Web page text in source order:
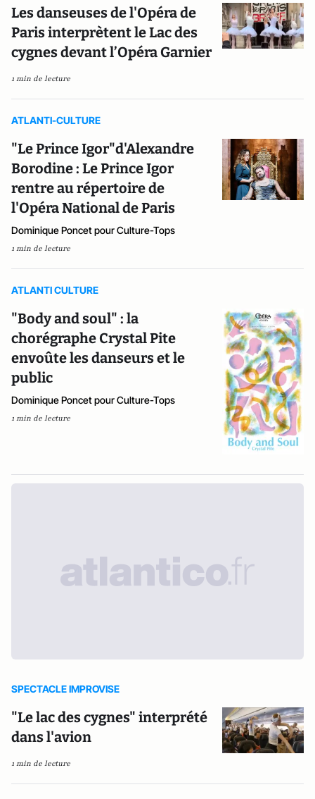
Les danseuses de l'Opéra de
Paris interprètent le Lac des
cygnes devant l’Opéra Garnier
1 min de lecture
ATLANTI-CULTURE
"Le Prince Igor"d'Alexandre
Borodine : Le Prince Igor
rentre au répertoire de
l'Opéra National de Paris
Dominique Poncet pour Culture-Tops
1 min de lecture
ATLANTI CULTURE
"Body and soul" : la
chorégraphe Crystal Pite
envoûte les danseurs et le
public
Dominique Poncet pour Culture-Tops
1 min de lecture
SPECTACLE IMPROVISE
"Le lac des cygnes" interprété
dans l'avion
1 min de lecture